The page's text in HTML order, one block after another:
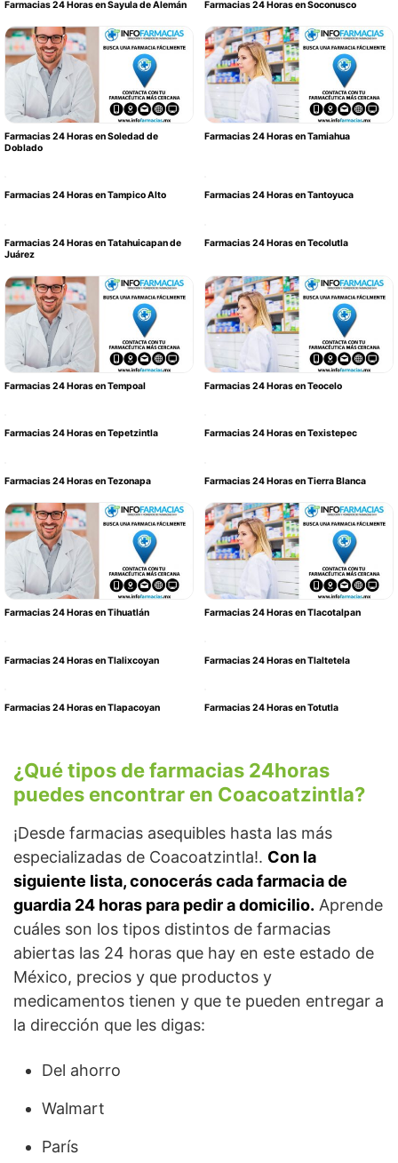
Farmacias 24 Horas en Sayula de Alemán Farmacias 24 Horas en Soconusco
Farmacias 24 Horas en Soledad de
Doblado
Farmacias 24 Horas en Tamiahua
Farmacias 24 Horas en Tampico Alto Farmacias 24 Horas en Tantoyuca
Farmacias 24 Horas en Tatahuicapan de
Juárez
Farmacias 24 Horas en Tecolutla
Farmacias 24 Horas en Tempoal Farmacias 24 Horas en Teocelo
Farmacias 24 Horas en Tepetzintla Farmacias 24 Horas en Texistepec
Farmacias 24 Horas en Tezonapa Farmacias 24 Horas en Tierra Blanca
Farmacias 24 Horas en Tihuatlán Farmacias 24 Horas en Tlacotalpan
Farmacias 24 Horas en Tlalixcoyan Farmacias 24 Horas en Tlaltetela
Farmacias 24 Horas en Tlapacoyan Farmacias 24 Horas en Totutla
¿Qué tipos de farmacias 24horas
puedes encontrar en Coacoatzintla?
¡Desde farmacias asequibles hasta las más
especializadas de Coacoatzintla!. Con la
siguiente lista, conocerás cada farmacia de
guardia 24 horas para pedir a domicilio. Aprende
cuáles son los tipos distintos de farmacias
abiertas las 24 horas que hay en este estado de
México, precios y que productos y
medicamentos tienen y que te pueden entregar a
la dirección que les digas:
Del ahorro
Walmart
París